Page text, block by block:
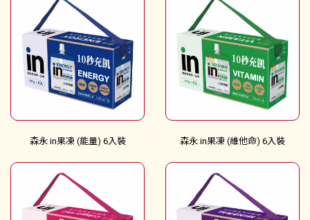
森永 in果凍 (能量) 6入裝 森永 in果凍 (維他命) 6入裝